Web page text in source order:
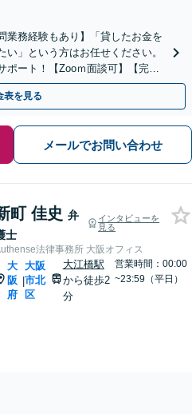
業務経験もあり】「貸したお金を
」という方はお任せください。
ポート！【Zooｍ面談可】【完全
表を見る
メールでお問い合わせ
町 佳史 弁
士
インタビューを
見る
法律事務所 大阪オフィス
大
阪
府
|
大阪
市北
区
大江橋駅
から徒歩2
分
営業時間：00:00
~23:59（平日）